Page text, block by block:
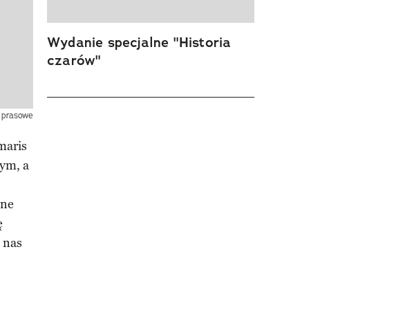
a
Wydanie specjalne "Historia
czarów"